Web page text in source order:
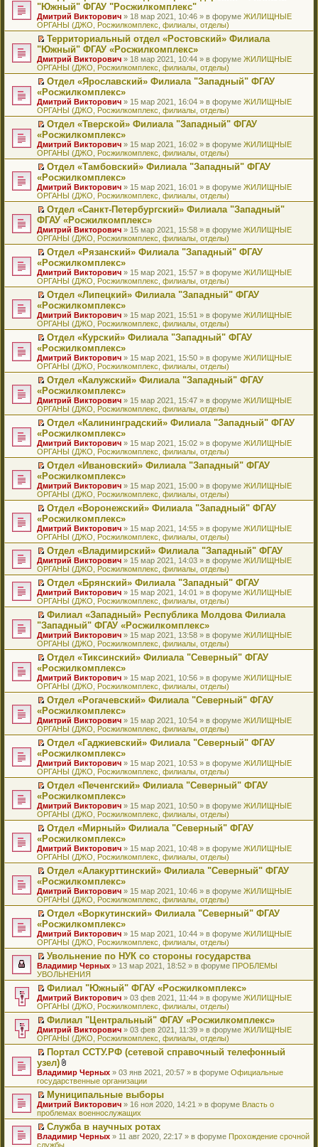
н
и
ю
о
о
б
щ
е
н
и
ю
н
о
м
у
с
о
о
б
щ
е
н
ю
ч
и
т
а
н
н
о
м
у
с
о
б
щ
е
н
ю
н
е
п
р
о
ч
и
т
а
н
н
м
у
с
о
б
щ
е
н
ю
р
в
о
м
у
н
е
п
р
о
ч
т
а
н
н
м
у
с
о
б
щ
е
н
и
ю
т
и
к
п
е
р
в
о
м
у
н
п
р
о
ч
т
а
н
н
м
у
с
о
о
б
щ
е
н
ю
П
е
р
е
й
т
и
к
п
е
р
о
м
у
н
п
р
о
ч
т
а
н
н
о
м
у
с
о
б
щ
е
н
ю
"Южный" ФГАУ "Росжилкомплекс"
Дмитрий Викторович » 18 мар 2021, 10:46 » в форуме ЖИЛИЩНЫЕ
ОРГАНЫ (ДЖО, Росжилкомплекс, филиалы, отделы)
П
е
р
е
й
т
к
п
е
р
о
м
у
н
п
р
о
ч
и
т
а
н
н
м
у
с
о
б
щ
е
н
ю
Территориальный отдел «Ростовский» Филиала
"Южный" ФГАУ «Росжилкомплекс»
Дмитрий Викторович » 18 мар 2021, 10:44 » в форуме ЖИЛИЩНЫЕ
ОРГАНЫ (ДЖО, Росжилкомплекс, филиалы, отделы)
П
р
е
й
т
к
п
е
р
о
м
у
н
е
п
р
о
ч
т
а
н
н
м
у
с
о
б
щ
е
н
ю
Отдел «Ярославский» Филиала "Западный" ФГАУ
«Росжилкомплекс»
Дмитрий Викторович » 15 мар 2021, 16:04 » в форуме ЖИЛИЩНЫЕ
ОРГАНЫ (ДЖО, Росжилкомплекс, филиалы, отделы)
П
р
е
й
т
к
п
е
р
в
о
м
у
н
п
р
о
ч
т
а
н
н
м
у
с
о
б
щ
е
н
ю
Отдел «Тверской» Филиала "Западный" ФГАУ
«Росжилкомплекс»
Дмитрий Викторович » 15 мар 2021, 16:02 » в форуме ЖИЛИЩНЫЕ
ОРГАНЫ (ДЖО, Росжилкомплекс, филиалы, отделы)
П
р
е
й
т
и
к
п
е
р
о
м
у
н
п
р
о
ч
т
а
н
н
м
у
с
о
б
щ
е
н
ю
Отдел «Тамбовский» Филиала "Западный" ФГАУ
«Росжилкомплекс»
Дмитрий Викторович » 15 мар 2021, 16:01 » в форуме ЖИЛИЩНЫЕ
ОРГАНЫ (ДЖО, Росжилкомплекс, филиалы, отделы)
П
е
р
е
й
т
к
п
е
р
о
м
у
н
п
р
о
ч
т
а
н
н
м
у
с
о
б
щ
е
н
ю
Отдел «Санкт-Петербургский» Филиала "Западный"
ФГАУ «Росжилкомплекс»
Дмитрий Викторович » 15 мар 2021, 15:58 » в форуме ЖИЛИЩНЫЕ
ОРГАНЫ (ДЖО, Росжилкомплекс, филиалы, отделы)
П
р
е
й
т
к
п
е
р
о
м
у
н
п
р
о
ч
т
а
н
н
м
у
с
о
б
щ
е
н
и
ю
Отдел «Рязанский» Филиала "Западный" ФГАУ
«Росжилкомплекс»
Дмитрий Викторович » 15 мар 2021, 15:57 » в форуме ЖИЛИЩНЫЕ
ОРГАНЫ (ДЖО, Росжилкомплекс, филиалы, отделы)
П
р
е
й
т
к
п
е
р
о
м
у
н
п
р
о
ч
т
а
н
н
м
у
с
о
о
б
щ
е
н
и
ю
Отдел «Липецкий» Филиала "Западный" ФГАУ
«Росжилкомплекс»
Дмитрий Викторович » 15 мар 2021, 15:51 » в форуме ЖИЛИЩНЫЕ
ОРГАНЫ (ДЖО, Росжилкомплекс, филиалы, отделы)
П
р
е
й
т
к
п
е
р
о
м
у
н
п
р
о
ч
т
а
н
н
о
м
у
с
о
о
б
щ
е
н
и
ю
Отдел «Курский» Филиала "Западный" ФГАУ
«Росжилкомплекс»
Дмитрий Викторович » 15 мар 2021, 15:50 » в форуме ЖИЛИЩНЫЕ
ОРГАНЫ (ДЖО, Росжилкомплекс, филиалы, отделы)
П
р
е
й
т
к
п
е
р
о
м
у
н
п
р
о
ч
и
т
а
н
н
о
м
у
с
о
о
б
щ
е
н
и
ю
Отдел «Калужский» Филиала "Западный" ФГАУ
«Росжилкомплекс»
Дмитрий Викторович » 15 мар 2021, 15:47 » в форуме ЖИЛИЩНЫЕ
ОРГАНЫ (ДЖО, Росжилкомплекс, филиалы, отделы)
П
р
е
й
т
к
п
е
р
о
м
у
н
е
п
р
о
ч
и
т
а
н
н
о
м
у
с
о
о
б
щ
е
н
и
ю
Отдел «Калининградский» Филиала "Западный" ФГАУ
«Росжилкомплекс»
Дмитрий Викторович » 15 мар 2021, 15:02 » в форуме ЖИЛИЩНЫЕ
ОРГАНЫ (ДЖО, Росжилкомплекс, филиалы, отделы)
П
р
е
й
т
к
п
е
р
в
о
м
у
н
е
п
р
о
ч
и
т
а
н
н
о
м
у
с
о
о
б
щ
е
н
и
ю
Отдел «Ивановский» Филиала "Западный" ФГАУ
«Росжилкомплекс»
Дмитрий Викторович » 15 мар 2021, 15:00 » в форуме ЖИЛИЩНЫЕ
ОРГАНЫ (ДЖО, Росжилкомплекс, филиалы, отделы)
П
р
е
й
т
и
к
п
е
р
в
о
м
у
н
е
п
р
о
ч
и
т
а
н
н
о
м
у
с
о
о
б
щ
е
н
и
ю
Отдел «Воронежский» Филиала "Западный" ФГАУ
«Росжилкомплекс»
Дмитрий Викторович » 15 мар 2021, 14:55 » в форуме ЖИЛИЩНЫЕ
ОРГАНЫ (ДЖО, Росжилкомплекс, филиалы, отделы)
П
е
р
е
й
т
и
к
п
е
р
в
о
м
у
н
е
п
р
о
ч
и
т
а
н
н
о
м
у
с
о
о
б
щ
е
н
и
ю
Отдел «Владимирский» Филиала "Западный" ФГАУ
Дмитрий Викторович » 15 мар 2021, 14:03 » в форуме ЖИЛИЩНЫЕ
ОРГАНЫ (ДЖО, Росжилкомплекс, филиалы, отделы)
П
е
р
е
й
т
и
к
п
е
р
в
о
м
у
н
е
п
р
о
ч
и
т
а
н
н
о
м
у
с
о
о
б
щ
е
н
и
ю
Отдел «Брянский» Филиала "Западный" ФГАУ
Дмитрий Викторович » 15 мар 2021, 14:01 » в форуме ЖИЛИЩНЫЕ
ОРГАНЫ (ДЖО, Росжилкомплекс, филиалы, отделы)
П
е
р
е
й
т
к
п
е
р
о
м
у
н
п
р
о
ч
т
а
н
н
м
у
с
о
б
щ
е
н
ю
Филиал «Западный» Республика Молдова Филиала
"Западный" ФГАУ «Росжилкомплекс»
Дмитрий Викторович » 15 мар 2021, 13:58 » в форуме ЖИЛИЩНЫЕ
ОРГАНЫ (ДЖО, Росжилкомплекс, филиалы, отделы)
П
р
е
й
т
к
п
е
р
о
м
у
н
п
р
о
ч
т
а
н
н
м
у
с
о
б
щ
е
н
и
ю
Отдел «Тиксинский» Филиала "Северный" ФГАУ
«Росжилкомплекс»
Дмитрий Викторович » 15 мар 2021, 10:56 » в форуме ЖИЛИЩНЫЕ
ОРГАНЫ (ДЖО, Росжилкомплекс, филиалы, отделы)
П
р
е
й
т
к
п
е
р
о
м
у
н
п
р
о
ч
т
а
н
н
м
у
с
о
о
б
щ
е
н
и
ю
Отдел «Рогачевский» Филиала "Северный" ФГАУ
«Росжилкомплекс»
Дмитрий Викторович » 15 мар 2021, 10:54 » в форуме ЖИЛИЩНЫЕ
ОРГАНЫ (ДЖО, Росжилкомплекс, филиалы, отделы)
П
р
е
й
т
к
п
е
р
о
м
у
н
п
р
о
ч
т
а
н
н
о
м
у
с
о
о
б
щ
е
н
и
ю
Отдел «Гаджиевский» Филиала "Северный" ФГАУ
«Росжилкомплекс»
Дмитрий Викторович » 15 мар 2021, 10:53 » в форуме ЖИЛИЩНЫЕ
ОРГАНЫ (ДЖО, Росжилкомплекс, филиалы, отделы)
П
р
е
й
т
к
п
е
р
о
м
у
н
п
р
о
ч
и
т
а
н
н
о
м
у
с
о
о
б
щ
е
н
и
ю
Отдел «Печенгский» Филиала "Северный" ФГАУ
«Росжилкомплекс»
Дмитрий Викторович » 15 мар 2021, 10:50 » в форуме ЖИЛИЩНЫЕ
ОРГАНЫ (ДЖО, Росжилкомплекс, филиалы, отделы)
П
р
е
й
т
к
п
е
р
о
м
у
н
е
п
р
о
ч
и
т
а
н
н
о
м
у
с
о
о
б
щ
е
н
и
Отдел «Мирный» Филиала "Северный" ФГАУ
«Росжилкомплекс»
Дмитрий Викторович » 15 мар 2021, 10:48 » в форуме ЖИЛИЩНЫЕ
ОРГАНЫ (ДЖО, Росжилкомплекс, филиалы, отделы)
П
р
е
й
т
к
п
е
р
в
о
м
у
н
е
п
р
о
ч
и
т
а
н
н
о
м
у
с
о
о
Отдел «Алакурттинский» Филиала "Северный" ФГАУ
«Росжилкомплекс»
Дмитрий Викторович » 15 мар 2021, 10:46 » в форуме ЖИЛИЩНЫЕ
ОРГАНЫ (ДЖО, Росжилкомплекс, филиалы, отделы)
П
р
е
й
т
и
к
п
е
р
в
о
м
у
н
е
п
р
о
ч
и
т
а
н
н
о
Отдел «Воркутинский» Филиала "Северный" ФГАУ
«Росжилкомплекс»
Дмитрий Викторович » 15 мар 2021, 10:44 » в форуме ЖИЛИЩНЫЕ
ОРГАНЫ (ДЖО, Росжилкомплекс, филиалы, отделы)
П
е
р
е
й
т
и
к
п
е
р
в
о
м
у
н
е
п
р
о
ч
и
Увольнение по НУК со стороны государства
Владимир Черных » 13 мар 2021, 18:52 » в форуме ПРОБЛЕМЫ
УВОЛЬНЕНИЯ
П
е
р
е
й
т
и
к
п
е
р
в
о
м
у
н
е
п
Филиал "Южный" ФГАУ «Росжилкомплекс»
Дмитрий Викторович » 03 фев 2021, 11:44 » в форуме ЖИЛИЩНЫЕ
ОРГАНЫ (ДЖО, Росжилкомплекс, филиалы, отделы)
П
е
р
й
т
и
к
п
е
р
в
о
м
Филиал "Центральный" ФГАУ «Росжилкомплекс»
Дмитрий Викторович » 03 фев 2021, 11:39 » в форуме ЖИЛИЩНЫЕ
ОРГАНЫ (ДЖО, Росжилкомплекс, филиалы, отделы)
П
е
р
е
й
т
и
к
п
е
р
Портал ССТУ.РФ (сетевой справочный телефонный
узел)
В
л
о
ж
е
н
и
я
Владимир Черных » 03 янв 2021, 20:57 » в форуме Официальные
государственные организации
П
е
р
е
й
т
Муниципальные выборы
Дмитрий Викторович » 16 ноя 2020, 14:21 » в форуме Власть о
проблемах военнослужащих
П
е
Служба в научных ротах
Владимир Черных » 11 авг 2020, 22:17 » в форуме Прохождение срочной
службы